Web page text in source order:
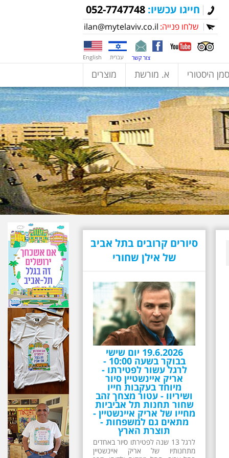
חייגו עכשיו: 052-7747748
שלחו פנייה: ilan@mytelaviv.co.il
English עברית צור קשר
סמן היסטורי א. מורשת מוצרים
סיורים קרובים בתל אביב
של אילן שחורי
19.6.2026 יום שישי
בבוקר בשעה 10:00 -
לרגל עשור לפטירתו -
אריק איינשטיין סיור
מיוחד בעקבות חייו
ושיריוו - עטור מצחך זהב
שחור תחנות תל אביביות
מחייו של אריק איינשטיין -
מתאים גם למשפחות -
תוצרת הארץ
לרגל 13 שנה לפטירתו סיור באחדים
מתחנותיו של אריק איינשטיין